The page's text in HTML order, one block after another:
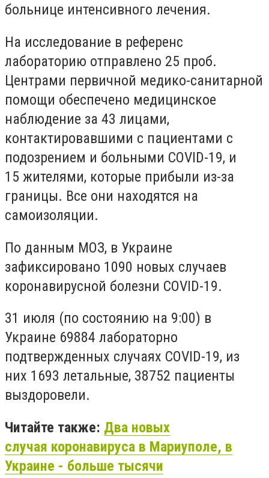
больнице интенсивного лечения.
На исследование в референс
лабораторию отправлено 25 проб.
Центрами первичной медико-санитарной
помощи обеспечено медицинское
наблюдение за 43 лицами,
контактировавшими с пациентами с
подозрением и больными COVID-19, и
15 жителями, которые прибыли из-за
границы. Все они находятся на
самоизоляции.
По данным МОЗ, в Украине
зафиксировано 1090 новых случаев
коронавирусной болезни COVID-19.
31 июля (по состоянию на 9:00) в
Украине 69884 лабораторно
подтвержденных случаях COVID-19, из
них 1693 летальные, 38752 пациенты
выздоровели.
Читайте также: Два новых
случая коронавируса в Мариуполе, в
Украине - больше тысячи